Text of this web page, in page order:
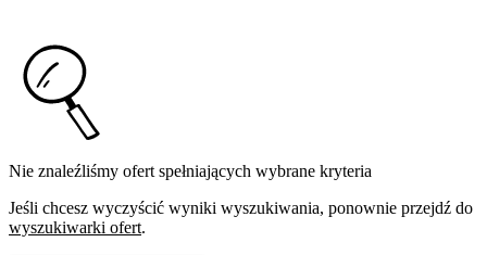
Nie znaleźliśmy ofert spełniających wybrane kryteria
Jeśli chcesz wyczyścić wyniki wyszukiwania, ponownie przejdź do
wyszukiwarki ofert.